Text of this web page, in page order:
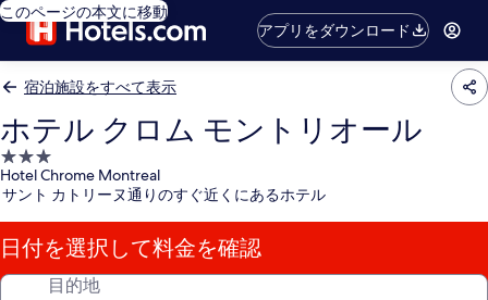
このページの本文に移動
アプリをダウンロード
宿泊施設をすべて表示
ホテル クロム モントリオール
3.0
つ
星
宿
泊
施
Hotel Chrome Montreal
サント カトリーヌ通りのすぐ近くにあるホテル
日付を選択して料金を確認
目的地